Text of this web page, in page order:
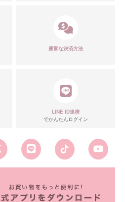
豊富な決済方法
LINE ID連携
でかんたんログイン